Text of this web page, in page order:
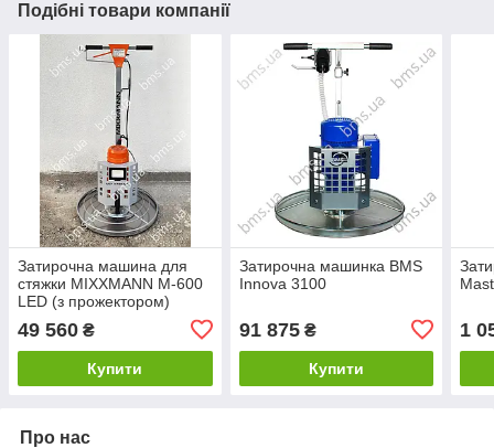
Подібні товари компанії
Затирочна машина для
стяжки MIXXMANN M-600
LED (з прожектором)
49 560 ₴
Купити
Затирочна машинка BMS
Innova 3100
91 875₴
Купити
1
Про нас